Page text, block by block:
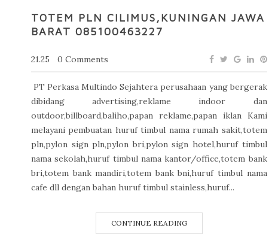
TOTEM PLN CILIMUS,KUNINGAN JAWA
BARAT 085100463227
21.25 0 Comments
PT Perkasa Multindo Sejahtera perusahaan yang bergerak
dibidang advertising,reklame indoor dan
outdoor,billboard,baliho,papan reklame,papan iklan Kami
melayani pembuatan huruf timbul nama rumah sakit,totem
pln,pylon sign pln,pylon bri,pylon sign hotel,huruf timbul
nama sekolah,huruf timbul nama kantor/office,totem bank
bri,totem bank mandiri,totem bank bni,huruf timbul nama
cafe dll dengan bahan huruf timbul stainless,huruf...
CONTINUE READING